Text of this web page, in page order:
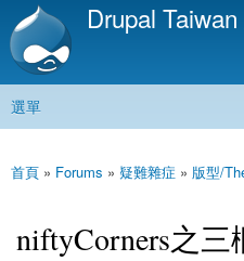
移
內
Drupal
主選單
選單
您在這裡
首頁 » Forums » 疑難雜症 » 版型/
niftyCorners之